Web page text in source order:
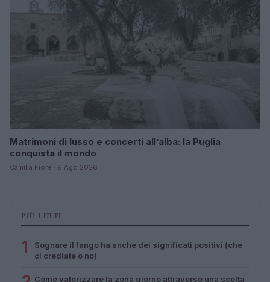
Matrimoni di lusso e concerti all’alba: la Puglia
conquista il mondo
Camilla Fiore · 9 Ago 2026
PIÙ LETTI
1
Sognare il fango ha anche dei significati positivi (che
ci crediate o no)
Come valorizzare la zona giorno attraverso una scelta